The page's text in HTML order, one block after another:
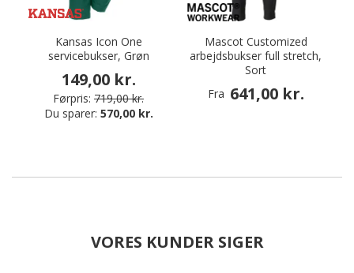
Kansas Icon One
servicebukser, Grøn
149,00 kr.
Førpris: 719,00 kr.
Du sparer: 570,00 kr.
Mascot Customized
arbejdsbukser full stretch,
Sort
Fra 641,00 kr.
VORES KUNDER SIGER